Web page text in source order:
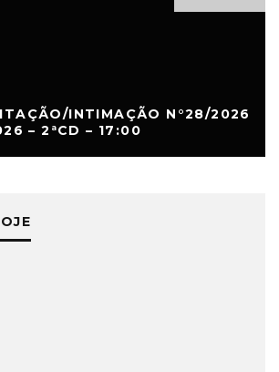
INTIMAÇÃO N°28/2026
– 2ªCD – 17:00